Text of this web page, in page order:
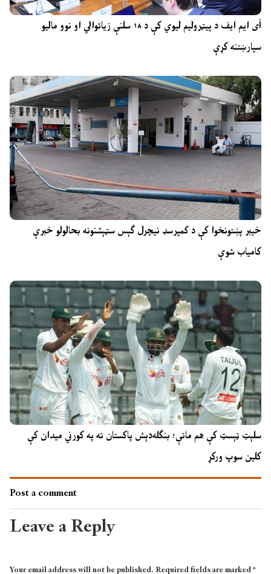
آی ایم ایف د پیټرولیم لیوي کې د ۱۸ سلنې زیاتوالي او نوو مالیو
سپارښتنه کړې
خیبر پښتونخوا کې د کمپرسډ نیچرل ګېس سټېشنونه بحالولو خبرې
کامیاب شوې
سلېټ ټېسټ کې هم ماتې؛ بنګله‌دېش پاکستان ته په کورني میدان کې
کلین سوپ ورکړ
Post a comment
Leave a Reply
Your email address will not be published.Required fields are marked*